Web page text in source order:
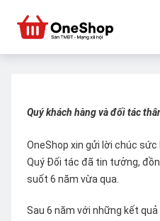
Quý khách hàng và đối tác
OneShop xin gửi lời chúc
Quý Đối tác đã tin tưởng,
suốt 6 năm vừa qua.
Sau 6 năm với những kết